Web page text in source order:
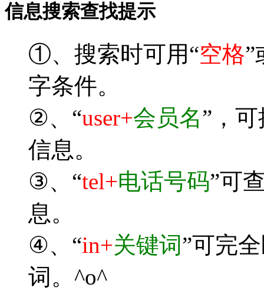
信息搜索查找提示
①、搜索时可用“空格”
字条件。
②、“user+会员名”，
信息。
③、“tel+电话号码”可
息。
④、“in+关键词”可完
词。^o^